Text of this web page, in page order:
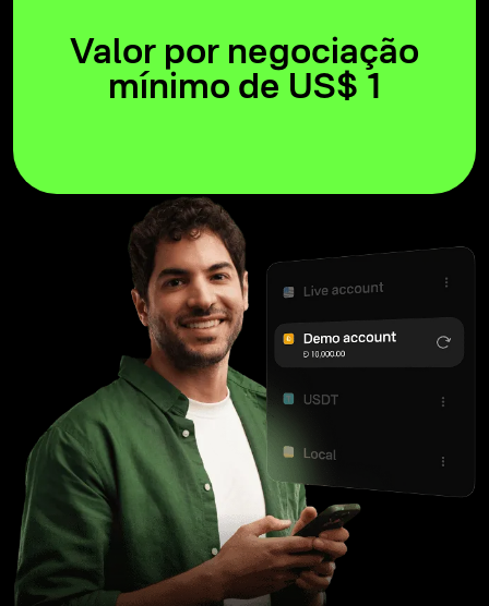
Valor por negociação
mínimo de US$ 1